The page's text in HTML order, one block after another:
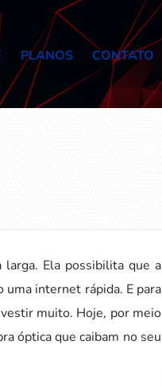
PLANOS CONTATO
Ela possibilita que a
uma internet rápida. E para
muito. Hoje, por meio
óptica que caibam no seu